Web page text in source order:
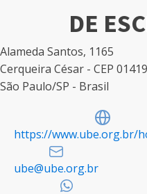
DE
Alameda Santos, 1165
Cerqueira César - CEP
São Paulo/SP - Brasil
https://www.ube.org.br/
ube@ube.org.br